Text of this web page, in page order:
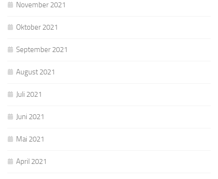
November 2021
Oktober 2021
September 2021
August 2021
Juli 2021
Juni 2021
Mai 2021
April 2021